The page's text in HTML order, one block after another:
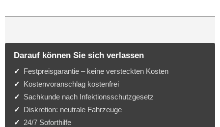
Darauf können Sie sich verlassen
Festpreisgarantie – keine versteckten Kosten
Kostenvoranschlag kostenfrei
Sachkunde nach Infektionsschutzgesetz
Diskretion: neutrale Fahrzeuge
24/7 Soforthilfe